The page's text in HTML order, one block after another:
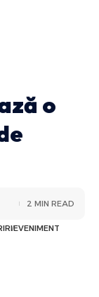
o
EVENIMENT
2 MIN READ